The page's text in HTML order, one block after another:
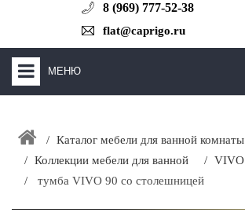
8 (969) 777-52-38
flat@caprigo.ru
МЕНЮ
ЗАКАЗАТЬ РАСЧЕТ КУХНИ CAPRIGO
Каталог мебели для ванной комнаты
Коллекции мебели для ванной
VIVO
тумба VIVO 90 со столешницей